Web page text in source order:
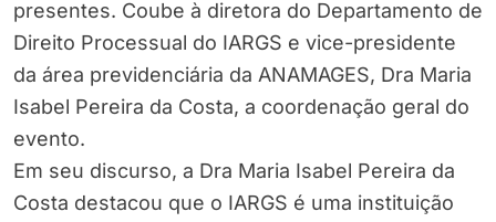
presentes. Coube à diretora do Departamento de
Direito Processual do IARGS e vice-presidente
da área previdenciária da ANAMAGES, Dra Maria
Isabel Pereira da Costa, a coordenação geral do
evento.
Em seu discurso, a Dra Maria Isabel Pereira da
Costa destacou que o IARGS é uma instituição